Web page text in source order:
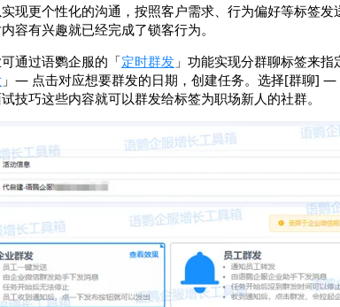
现更个性化的沟通，按照客户需求、行为偏好等标签
容有兴趣就已经完成了锁客行为。
通过语鹦企服的「定时群发 」功能实现分群聊标签来
」— 点击对应想要群发的日期，创建任务。选择[群聊]
技巧这些内容就可以群发给标签为职场新人的社群。